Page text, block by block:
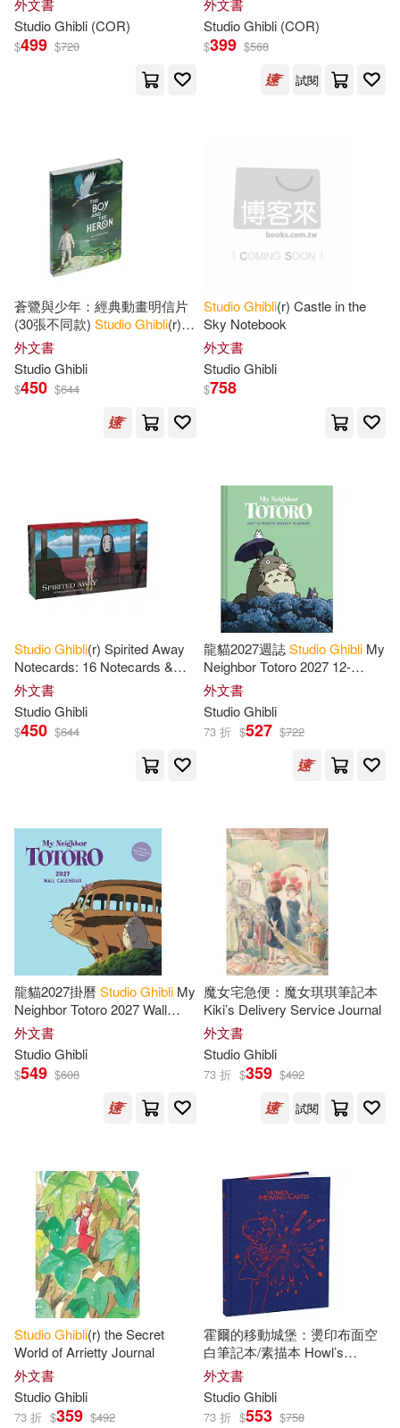
外文書
StudioGhibli (COR)
$499 $720
外文書
StudioGhibli (COR)
$399 $568
試閱
蒼鷺與少年：經典動畫明信片
(30張不同款) StudioGhibli(r)
the Boy and the Heron: 30
Postcards
外文書
StudioGhibli
$450 $644
StudioGhibli(r) Castle in the
Sky Notebook
外文書
StudioGhibli
$758
StudioGhibli(r) Spirited Away
Notecards: 16 Notecards &
Envelopes
外文書
StudioGhibli
$450 $644
龍貓2027週誌StudioGhibli My
Neighbor Totoro 2027 12-
Month Weekly Planner
外文書
StudioGhibli
73 折 $527 $722
龍貓2027掛曆StudioGhibli My
Neighbor Totoro 2027 Wall
Calendar
外文書
StudioGhibli
$549 $608
魔女宅急便：魔女琪琪筆記本
Kiki’s Delivery Service Journal
外文書
StudioGhibli
73 折 $359 $492
試閱
StudioGhibli(r) the Secret
World of Arrietty Journal
外文書
StudioGhibli
73 折 $359 $492
霍爾的移動城堡：燙印布面空
白筆記本/素描本 Howl’s
Moving Castle Sketchbook
外文書
StudioGhibli
73 折 $553 $758